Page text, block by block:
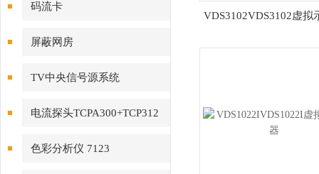
码流卡
DTA1107S（JH3200A）
屏蔽网房
TV中央信号源系统
电流探头TCPA300+TCP312
色彩分析仪 7123
VDS3102VDS3102虚拟